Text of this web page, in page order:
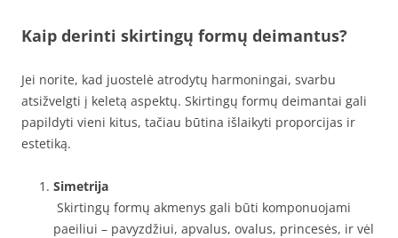
Kaip derinti skirtingų formų deimantus?
Jei norite, kad juostelė atrodytų harmoningai, svarbu
atsižvelgti į keletą aspektų. Skirtingų formų deimantai gali
papildyti vieni kitus, tačiau būtina išlaikyti proporcijas ir
estetiką.
Simetrija
Skirtingų formų akmenys gali būti komponuojami
paeiliui – pavyzdžiui, apvalus, ovalus, princesės, ir vėl